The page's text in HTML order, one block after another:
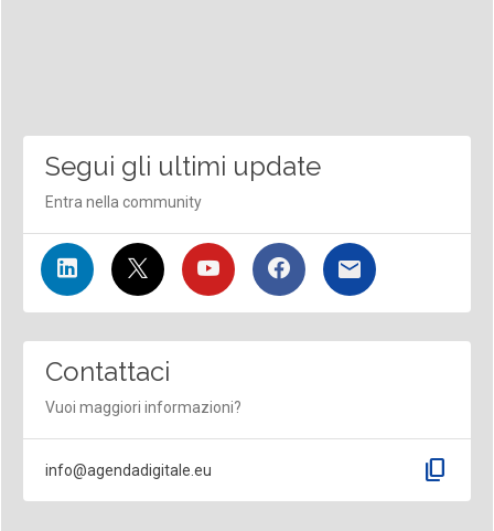
Segui gli ultimi update
Entra nella community
Contattaci
Vuoi maggiori informazioni?
info@agendadigitale.eu content_copy